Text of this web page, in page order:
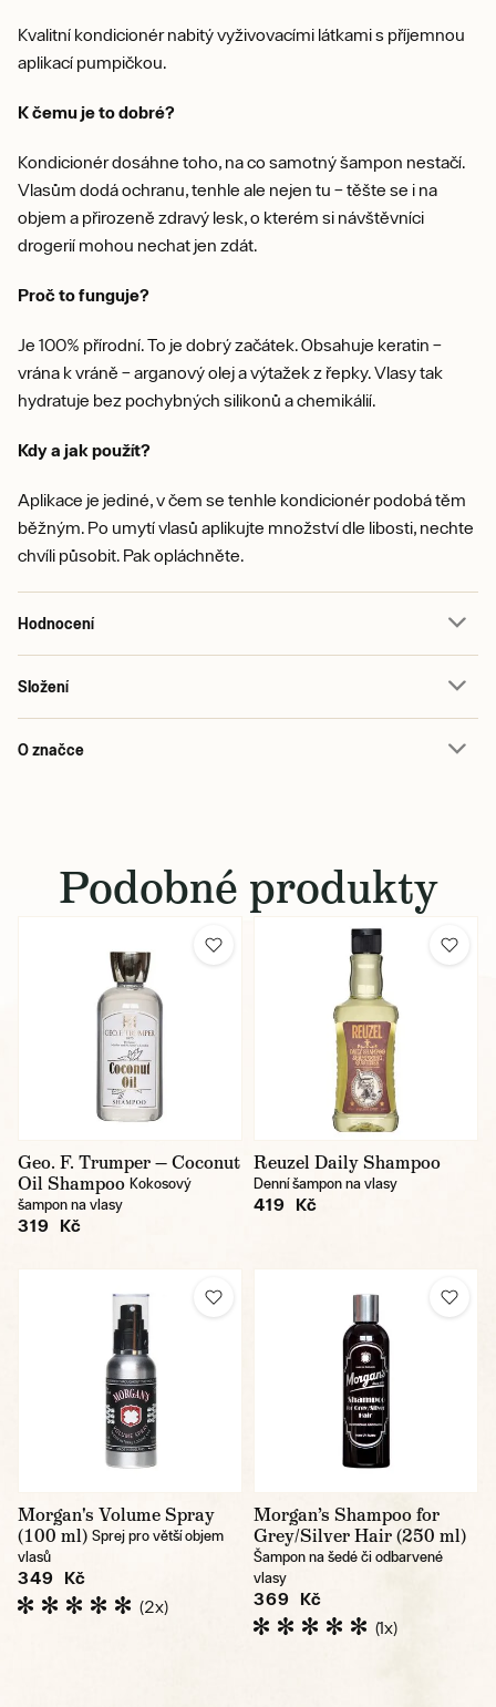
Kvalitní kondicionér nabitý vyživovacími látkami s příjemnou
aplikací pumpičkou.
K čemu je to dobré?
Kondicionér dosáhne toho, na co samotný šampon nestačí.
Vlasům dodá ochranu, tenhle ale nejen tu – těšte se i na
objem a přirozeně zdravý lesk, o kterém si návštěvníci
drogerií mohou nechat jen zdát.
Proč to funguje?
Je 100% přírodní. To je dobrý začátek. Obsahuje keratin –
vrána k vráně – arganový olej a výtažek z řepky. Vlasy tak
hydratuje bez pochybných silikonů a chemikálií.
Kdy a jak použít?
Aplikace je jediné, v čem se tenhle kondicionér podobá těm
běžným. Po umytí vlasů aplikujte množství dle libosti, nechte
chvíli působit. Pak opláchněte.
Hodnocení
Složení
O značce
Podobné produkty
Geo. F. Trumper — Coconut
Oil Shampoo Kokosový
šampon na vlasy
319 Kč
Reuzel Daily Shampoo
Denní šampon na vlasy
419 Kč
Morgan's Volume Spray
(100 ml) Sprej pro větší objem
vlasů
349 Kč
(2x)
Morgan’s Shampoo for
Grey/Silver Hair (250 ml)
Šampon na šedé či odbarvené
vlasy
369 Kč
(1x)